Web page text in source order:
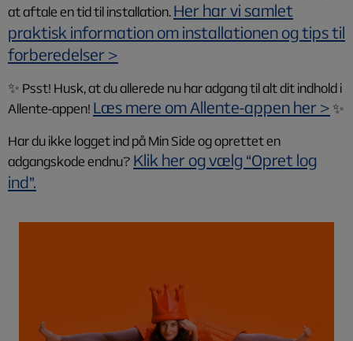
at aftale en tid til installation.Her har vi samlet
praktisk information om installationen og tips til
forberedelser >
✨ Psst! Husk, at du allerede nu har adgang til alt dit indhold i
Allente-appen! Læs mere om Allente-appen her > ✨
Har du ikke logget ind på Min Side og oprettet en
adgangskode endnu? Klik her og vælg “Opret log
ind”.